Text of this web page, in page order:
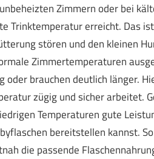
Zimmern oder bei
Trinktemperatur erreicht. Das
stören und den kleinen
Zimmertemperaturen
oder brauchen deutlich länger.
zügig und sicher arbeitet.
Temperaturen gute
bereitstellen kannst.
die passende